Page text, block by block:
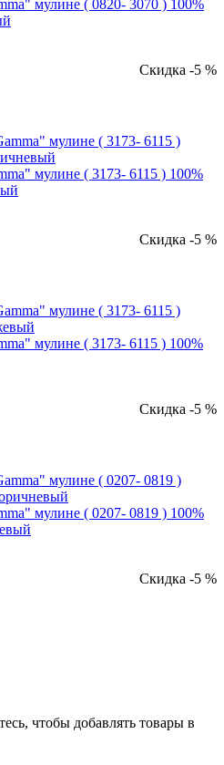
мулине ( 0820- 3070 ) 100%
Скидка -5 %
мулине ( 3173- 6115 ) 100%
Скидка -5 %
мулине ( 3173- 6115 ) 100%
Скидка -5 %
мулине ( 0207- 0819 ) 100%
Скидка -5 %
чтобы добавлять товары в